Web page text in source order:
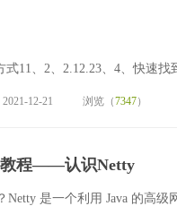
式11、2、2.12.23、4、快速找
2021-12-21 浏览（7347）
教程——认识Netty
Netty 是一个利用 Java 的高